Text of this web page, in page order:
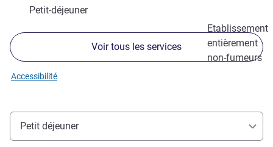
Petit-déjeuner
Etablissement
entièrement
non-fumeurs
Voir tous les services
Accessibilité
Petit déjeuner